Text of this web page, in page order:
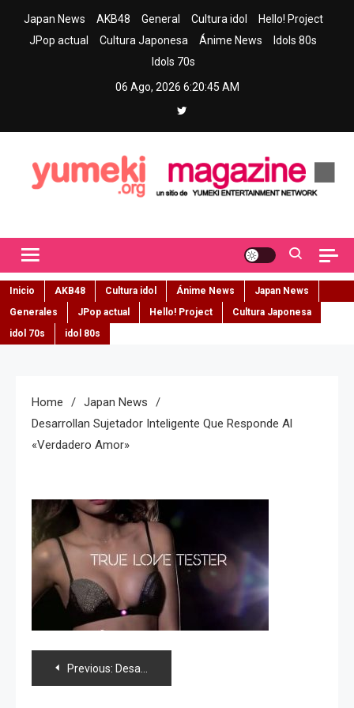
Japan News AKB48 General Cultura idol
Hello! Project
JPop actual
Cultura Japonesa Ánime News
Idols 80s
Idols 70s
06 Ago, 2026 6:20:46 AM
Inicio AKB48 Cultura idol Ánime News
Japan News
Generales
JPop actual Hello! Project
Cultura Japonesa
idol 70s
idol 80s
Home
Japan News
Desarrollan Sujetador Inteligente Que Responde Al
«verdadero Amor»
Navegación
Previous: Desarrollan sujetador inteligente que responde al «verdadero amor»